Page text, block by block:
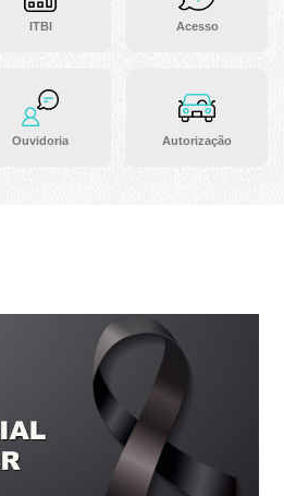
ITBI
Ouvidoria
Acesso
Autorização